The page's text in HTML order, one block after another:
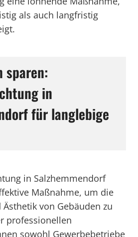
als auch langfristig
sparen:
in
für langlebige
in Salzhemmendorf
Maßnahme, um die
von Gebäuden zu
professionellen
sowohl Gewerbebetriebe